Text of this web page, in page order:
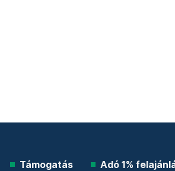
Támogatás Adó 1%